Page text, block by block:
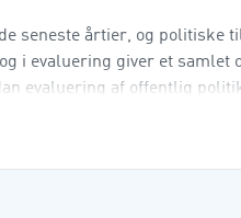
seneste årtier, og politiske
i evaluering giver et samlet
evaluering af offentlig